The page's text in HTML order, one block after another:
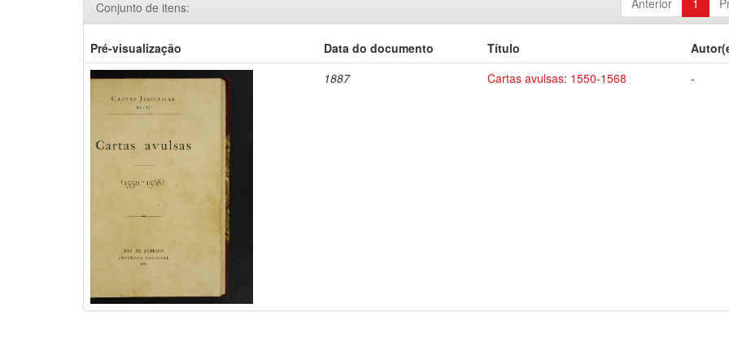
Anterior 1
Conjunto de itens:
Pré-visualização Data do documento Título
1887
Cartas avulsas: 1550-1568 -